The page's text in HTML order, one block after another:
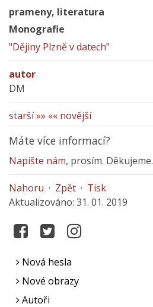
prameny, literatura
Monografie
"Dějiny Plzně v datech"
autor
DM
starší »» «« novější
Máte více informací?
Napište nám, prosím. Děkujeme.
Nahoru · Zpět · Tisk
Aktualizováno: 31. 01. 2019
Nová hesla
Nové obrazy
Autoři